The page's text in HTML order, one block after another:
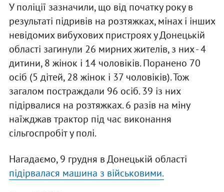
У поліції зазначили, що від початку року в
результаті підривів на розтяжках, мінах і інших
невідомих вибухових пристроях у Донецькій
області загинули 26 мирних жителів, з них - 4
дитини, 8 жінок і 14 чоловіків. Поранено 70
осіб (5 дітей, 28 жінок і 37 чоловіків). Тож
загалом постраждали 96 осіб. 39 із них
підірвалися на розтяжках. 6 разів на міну
наїжджав трактор під час виконання
сільгоспробіт у полі.
Нагадаємо, 9 грудня в Донецькій області
підірвалася машина з військовими.